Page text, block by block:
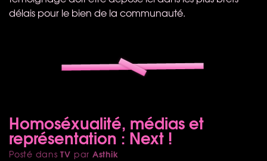
délais pour le bien de la communauté.
Homoséxualité, médias et
représentation : Next !
Posté dansTV par Asthik